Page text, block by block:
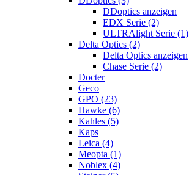
DDoptics anzeigen
EDX Serie (2)
ULTRAlight Serie (1)
Delta Optics (2)
Delta Optics anzeigen
Chase Serie (2)
Docter
Geco
GPO (23)
Hawke (6)
Kahles (5)
Kaps
Leica (4)
Meopta (1)
Noblex (4)